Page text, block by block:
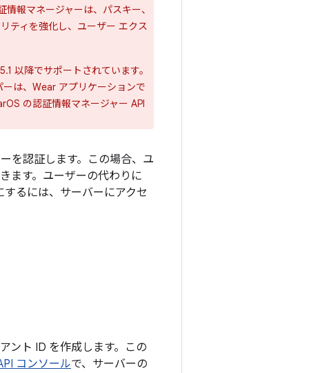
情報マネージャーは、パスキー、
ティを強化し、ユーザー エクス
以降でサポートされています。
は、Wear アプリケーションで
の認証情報マネージャー API
を認証します。この場合、ユ
ます。ユーザーの代わりに
るには、サーバーにアクセ
ント ID を作成します。この
コンソールで、サーバーの